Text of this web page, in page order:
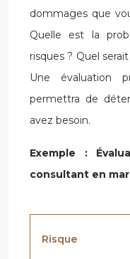
dommages que
Quelle est la
risques ? Quel
Une évaluation
permettra de
avez besoin.
Exemple :
consultant en
Risque